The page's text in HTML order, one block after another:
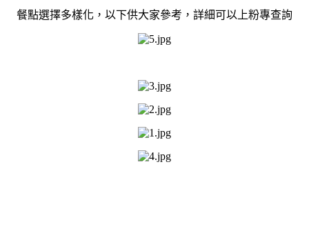
餐點選擇多樣化，以下供大家參考，詳細可以上粉專查詢